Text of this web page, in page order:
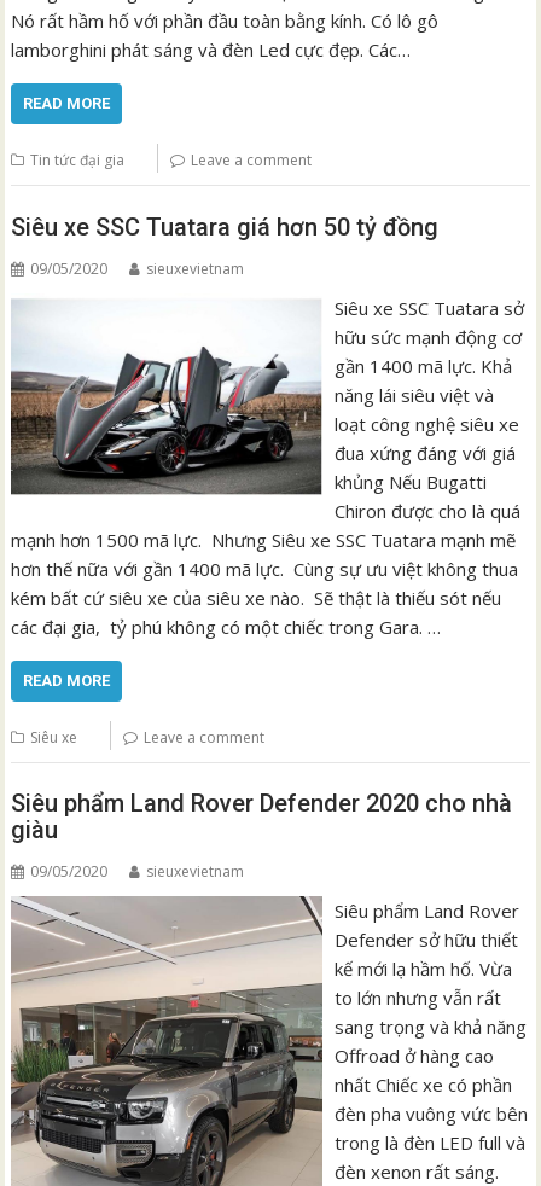
Nó rất hầm hố với phần đầu toàn bằng kính. Có lô gô
lamborghini phát sáng và đèn Led cực đẹp. Các…
READ MORE
Tin tức đại gia Leave a comment
Siêu xe SSC Tuatara giá hơn 50 tỷ đồng
09/05/2020 sieuxevietnam
Siêu xe SSC Tuatara sở
hữu sức mạnh động cơ
gần 1400 mã lực. Khả
năng lái siêu việt và
loạt công nghệ siêu xe
đua xứng đáng với giá
khủng Nếu Bugatti
Chiron được cho là quá
mạnh hơn 1500 mã lực. Nhưng Siêu xe SSC Tuatara mạnh mẽ
hơn thế nữa với gần 1400 mã lực. Cùng sự ưu việt không thua
kém bất cứ siêu xe của siêu xe nào. Sẽ thật là thiếu sót nếu
các đại gia, tỷ phú không có một chiếc trong Gara. …
READ MORE
Siêu xe Leave a comment
Siêu phẩm Land Rover Defender 2020 cho nhà
giàu
09/05/2020 sieuxevietnam
Siêu phẩm Land Rover
Defender sở hữu thiết
kế mới lạ hầm hố. Vừa
to lớn nhưng vẫn rất
sang trọng và khả năng
Offroad ở hàng cao
nhất Chiếc xe có phần
đèn pha vuông vức bên
trong là đèn LED full và
đèn xenon rất sáng.